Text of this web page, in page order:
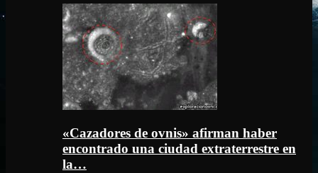
«Cazadores de ovnis» afirman haber
encontrado una ciudad extraterrestre en
la…